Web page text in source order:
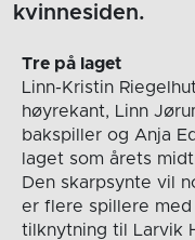
kvinnesiden.
Tre på laget
Linn-Kristin
høyrekant, Linn
bakspiller og Anja
laget som årets
Den skarpsynte vil
er flere spillere med
tilknytning til Larvik